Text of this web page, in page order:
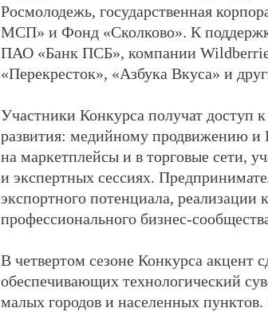
Росмолодежь, государственная
МСП» и Фонд «Сколково». К
ПАО «Банк ПСБ», компании
«Перекресток», «Азбука Вкуса» и
Участники Конкурса получат доступ
развития: медийному продвижению и
на маркетплейсы и в торговые сети,
и экспертных сессиях.
экспортного потенциала, реализации
профессионального бизнес-
В четвертом сезоне Конкурса акцент
обеспечивающих технологический
малых городов и населенных